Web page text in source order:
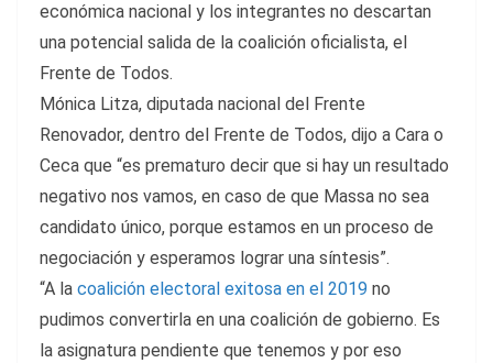
económica nacional y los integrantes no descartan
una potencial salida de la coalición oficialista, el
Frente de Todos.
Mónica Litza, diputada nacional del Frente
Renovador, dentro del Frente de Todos, dijo a Cara o
Ceca que “es prematuro decir que si hay un resultado
negativo nos vamos, en caso de que Massa no sea
candidato único, porque estamos en un proceso de
negociación y esperamos lograr una síntesis”.
“A la coalición electoral exitosa en el 2019 no
pudimos convertirla en una coalición de gobierno. Es
la asignatura pendiente que tenemos y por eso